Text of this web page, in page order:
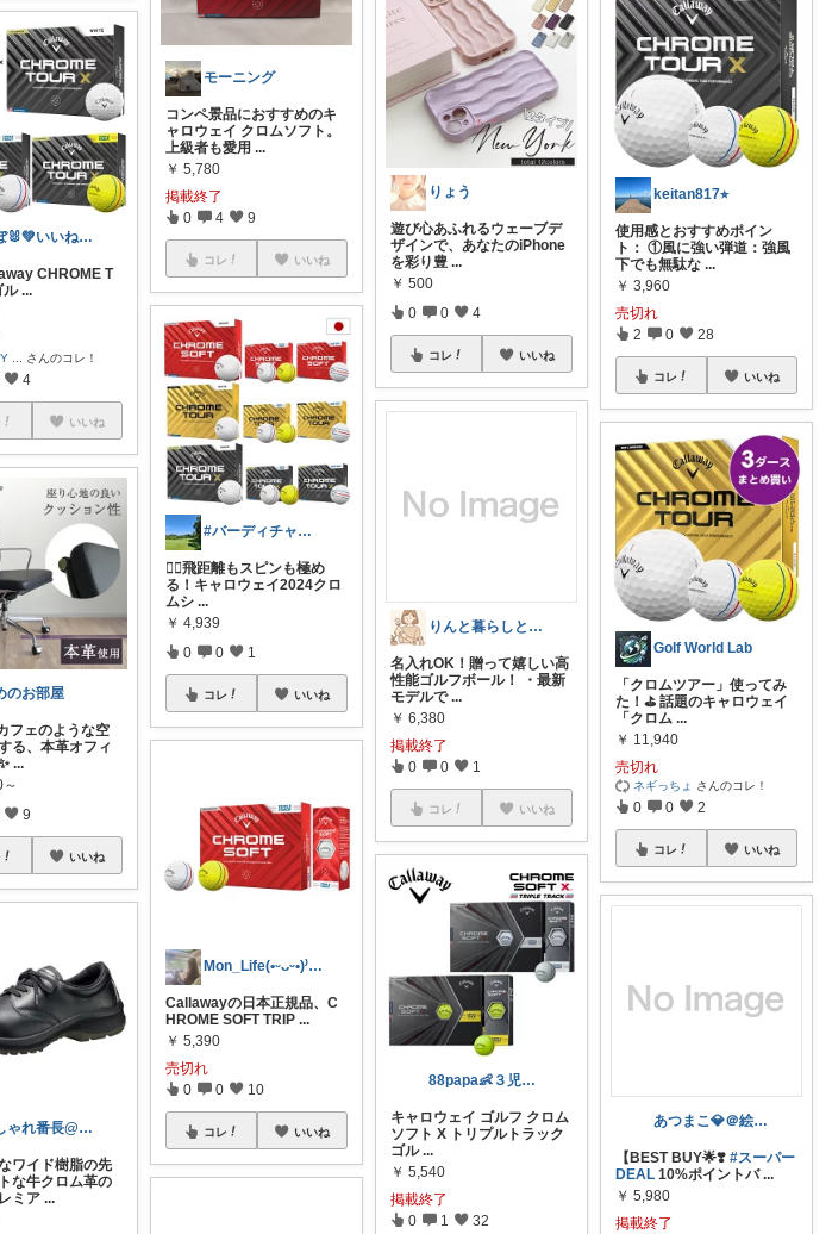
りぼ🐰💚いいねバックします💚
CHROME T
ル ...
さんのコレ！
4
いいね
のお部屋
フェのような空
る、本革オフィ
...
9
いいね
おしゃれ番長@フォローで幸せが訪れます
ワイド樹脂の先
な牛クロム革の
ミア ...
モーニング
コンペ景品におすすめのキ
ャロウェイ クロムソフト。
上級者も愛用 ...
￥ 5,780
掲載終了
0 4 9
コレ いいね
#バーディチャンス ⛳いつもありがとう
🏌️‍♂️飛距離もスピンも極め
る！キャロウェイ2024クロ
ムシ ...
￥ 4,939
0 0 1
コレ いいね
Mon_Life(•ᵕᴗᵕ•)⁾⁾🌸
Callawayの日本正規品、C
HROME SOFT TRIP ...
￥ 5,390
売切れ
0 0 10
コレ いいね
りょう
遊び心あふれるウェーブデ
ザインで、あなたのiPhone
を彩り豊 ...
￥ 500
0 0 4
コレ いいね
りんと暮らしとインテリアと
名入れOK！贈って嬉しい高
性能ゴルフボール！ ・最新
モデルで ...
￥ 6,380
掲載終了
0 0 1
コレ いいね
88papa👶３児のパパです👧
キャロウェイ ゴルフ クロム
ソフト X トリプルトラック
ゴル ...
￥ 5,540
掲載終了
0 1 32
keitan817⭐︎
使用感とおすすめポイン
ト： ①風に強い弾道：強風
下でも無駄な ...
￥ 3,960
売切れ
2 0 28
コレ いいね
Golf World Lab
「クロムツアー」使ってみ
た！⛳️ 話題のキャロウェイ
「クロム ...
￥ 11,940
売切れ
ネギっちょ さんのコレ！
0 0 2
コレ いいね
あつまこ💎＠絵本&知育&キャンプ❣️💎
【BEST BUY🌟❣️#スーパー
DEAL 10%ポイントバ ...
￥ 5,980
掲載終了